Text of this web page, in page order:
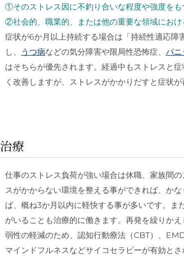
①そのストレス因に不釣り合いな程度や強度をも
②社会的、職業的、または他の重要な領域にお
症状が6か月以上持続する場合は「持続性適応
し、
うつ病などの気分障害や限局性恐怖症、 パニ
はそちらが優先されます。経過中もストレスと
く改善しますが、ストレスがかかりだすと症状が
治療
仕事のストレス負荷が強い場合は休職、家族間
スがかからない環境を整える事ができれば、か
ば、概ね3か月以内に軽快する事が多いです。
がいることも治療的に働きます。再発を繰りか
弱性の軽減のため、認知行動療法（CBT）、
マインドフルネスなどサイコセラピーが有効と